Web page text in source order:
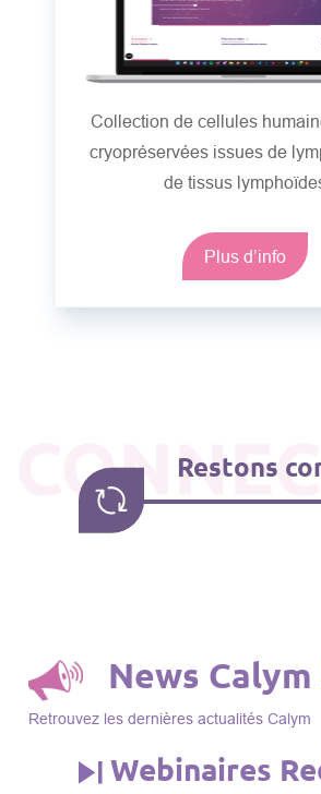
Collection de cellules
cryopréservées issues de
de tissus
Plus d’info
Restons
News Calym
Retrouvez les dernières actualités Calym
Webinaires